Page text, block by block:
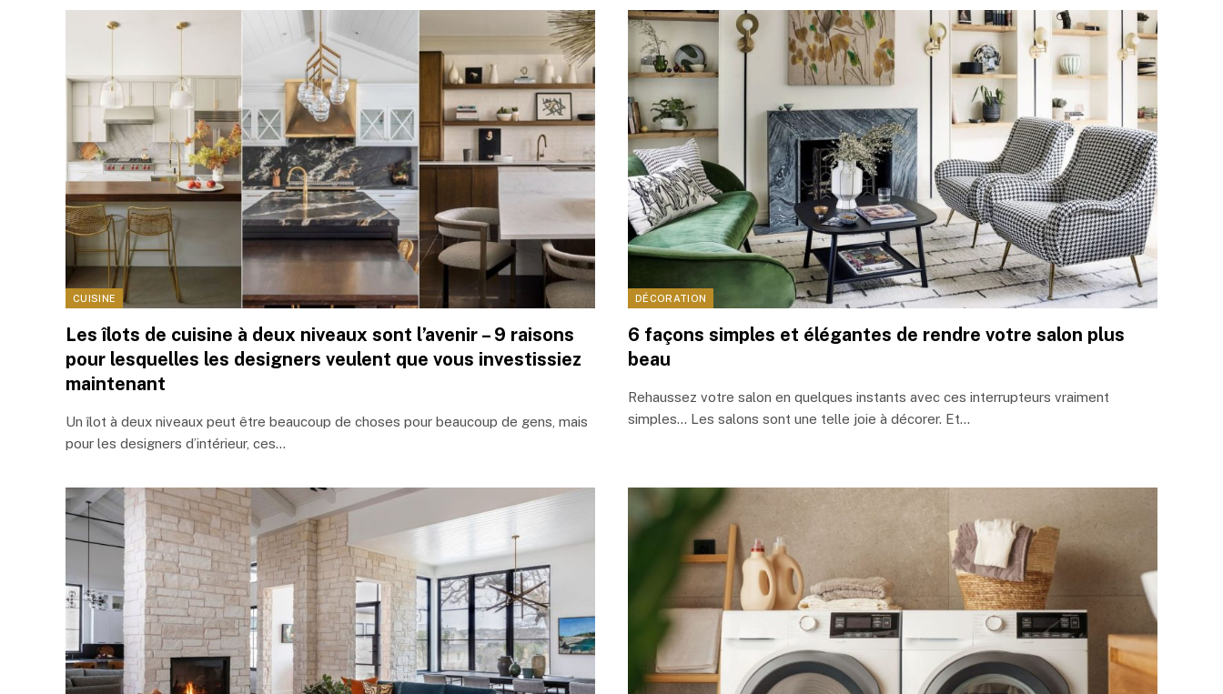
CUISINE
Les îlots de cuisine à deux niveaux sont l’avenir – 9 raisons
pour lesquelles les designers veulent que vous investissiez
maintenant
Un îlot à deux niveaux peut être beaucoup de choses pour beaucoup de gens, mais
pour les designers d’intérieur, ces…
DÉCORATION
6 façons simples et élégantes de rendre votre salon plus
beau
Rehaussez votre salon en quelques instants avec ces interrupteurs vraiment
simples… Les salons sont une telle joie à décorer. Et…